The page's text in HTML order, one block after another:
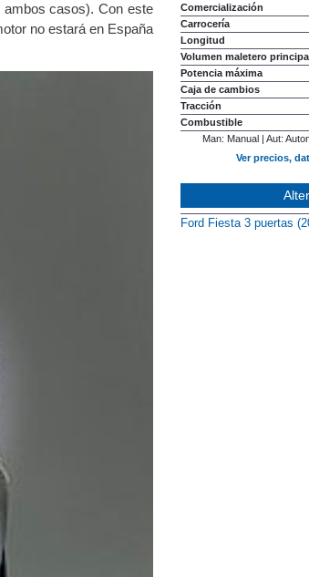
casos). Con este
no estará en España
Comercialización
Carrocería
Longitud
Volumen maletero principal
Potencia máxima
Caja de cambios
Tracción
Combustible
Man: Manual | Aut:
Ver precios,
Ford Fiesta 3 puertas